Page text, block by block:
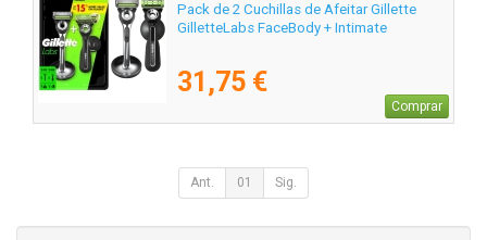
Pack de 2 Cuchillas de Afeitar Gillette
GilletteLabs FaceBody + Intimate
31,75 €
Comprar
Ant. 01 Sig.